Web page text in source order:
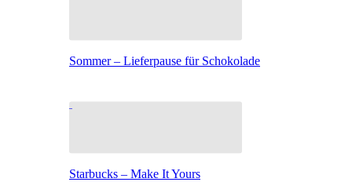
Sommer – Lieferpause für Schokolade
Starbucks – Make It Yours